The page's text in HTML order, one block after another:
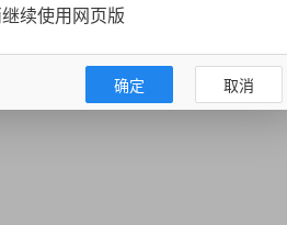
续使用网页版
确定 取消